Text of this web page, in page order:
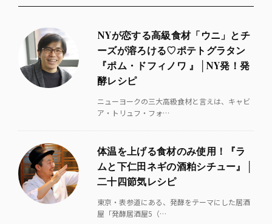
NYが恋する高級食材「ウニ」とチ
ーズが溶ろける♡ポテトグラタン
『ポム・ドフィノワ 』│NY発！発
酵レシピ
ニューヨークの三大高級食材と言えは、キャビ
ア・トリュフ・フォ…
体温を上げる食材のみ使用！『ラ
ムと下仁田ネギの酒粕シチュー』│
二十四節気レシピ
東京・表参道にある、発酵をテーマにした居酒
屋「発酵居酒屋5（…